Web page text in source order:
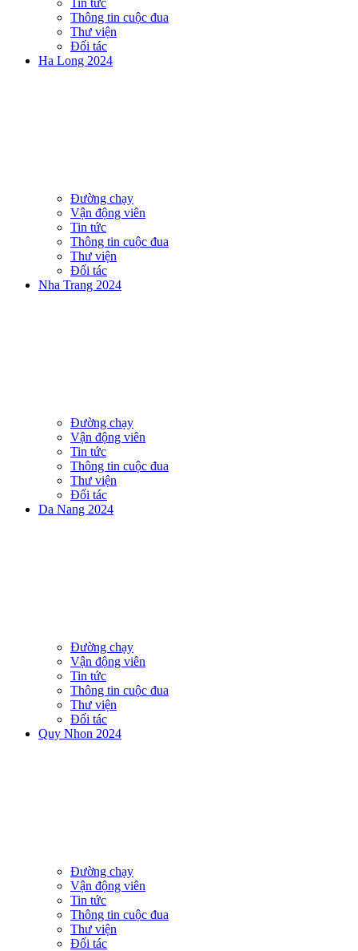
Thông tin cuộc đua
Thư viện
Đối tác
Ha Long 2024
Đường chạy
Vận động viên
Tin tức
Thông tin cuộc đua
Thư viện
Đối tác
Nha Trang 2024
Đường chạy
Vận động viên
Tin tức
Thông tin cuộc đua
Thư viện
Đối tác
Da Nang 2024
Đường chạy
Vận động viên
Tin tức
Thông tin cuộc đua
Thư viện
Đối tác
Quy Nhon 2024
Đường chạy
Vận động viên
Tin tức
Thông tin cuộc đua
Thư viện
Đối tác